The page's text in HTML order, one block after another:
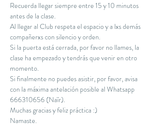
Recuerda llegar siempre entre 15 y 10 minutos
antes de la clase.
Al llegar al Club respeta el espacio y a lxs demás
compañerxs con silencio y orden.
Si la puerta está cerrada, por favor no llames, la
clase ha empezado y tendrás que venir en otro
momento.
Si finalmente no puedes asistir, por favor, avisa
con la máxima antelación posible al Whatsapp
666310656 (Naïr).
Muchas gracias y feliz práctica :)
Namaste.